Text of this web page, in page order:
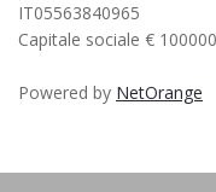
IT05563840965
Capitale sociale €
Powered by NetOrange